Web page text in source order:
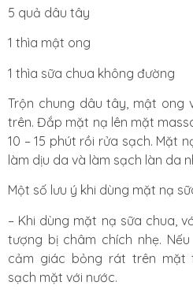
5 quả dâu tây
1 thìa mật ong
1 thìa sữa chua không đường
Trộn chung dâu tây, mật ong
trên. Đắp mặt nạ lên mặt
10 – 15 phút rồi rửa sạch. Mặt
làm dịu da và làm sạch làn da
Một số lưu ý khi dùng mặt nạ
– Khi dùng mặt nạ sữa chua,
tượng bị châm chích nhẹ.
cảm giác bỏng rát trên mặt
sạch mặt với nước.